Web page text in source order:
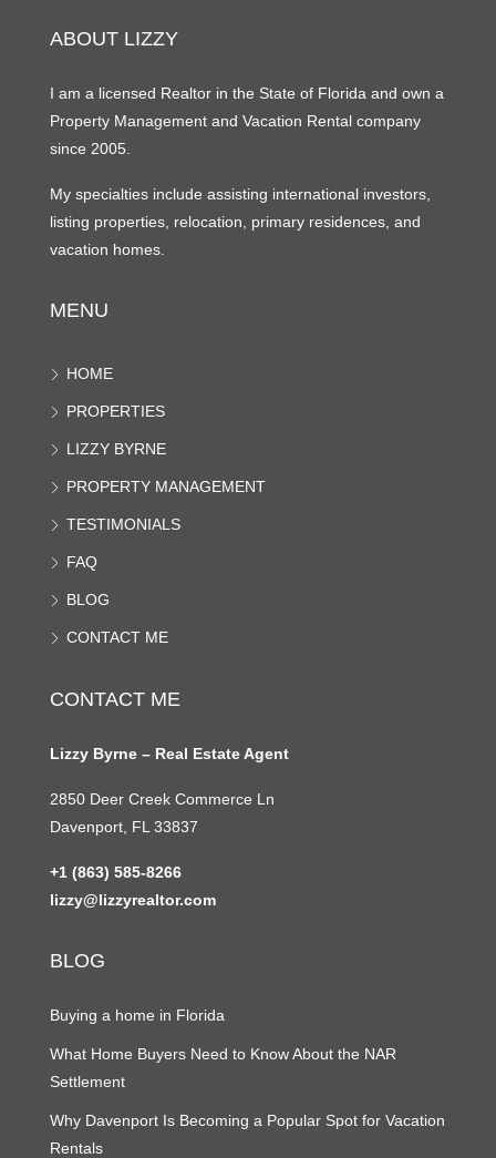
ABOUT LIZZY
I am a licensed Realtor in the State of Florida and own a
Property Management and Vacation Rental company
since 2005.
My specialties include assisting international investors,
listing properties, relocation, primary residences, and
vacation homes.
MENU
HOME
PROPERTIES
LIZZY BYRNE
PROPERTY MANAGEMENT
TESTIMONIALS
FAQ
BLOG
CONTACT ME
CONTACT ME
Lizzy Byrne – Real Estate Agent
2850 Deer Creek Commerce Ln
Davenport, FL 33837
+1 (863) 585-8266
lizzy@lizzyrealtor.com
BLOG
Buying a home in Florida
What Home Buyers Need to Know About the NAR
Settlement
Why Davenport Is Becoming a Popular Spot for Vacation
Rentals